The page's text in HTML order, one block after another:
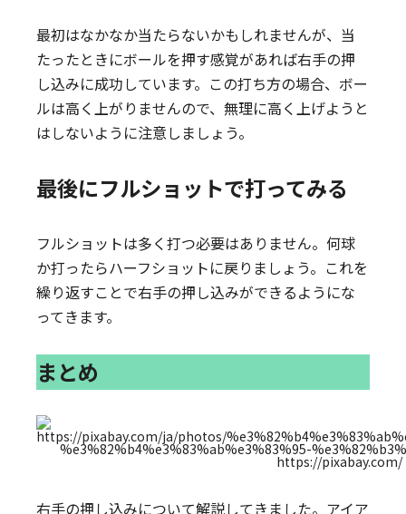
最初はなかなか当たらないかもしれませんが、当
たったときにボールを押す感覚があれば右手の押
し込みに成功しています。この打ち方の場合、ボー
ルは高く上がりませんので、無理に高く上げようと
はしないように注意しましょう。
最後にフルショットで打ってみる
フルショットは多く打つ必要はありません。何球
か打ったらハーフショットに戻りましょう。これを
繰り返すことで右手の押し込みができるようにな
ってきます。
まとめ
https://pixabay.com/
右手の押し込みについて解説してきました。アイア